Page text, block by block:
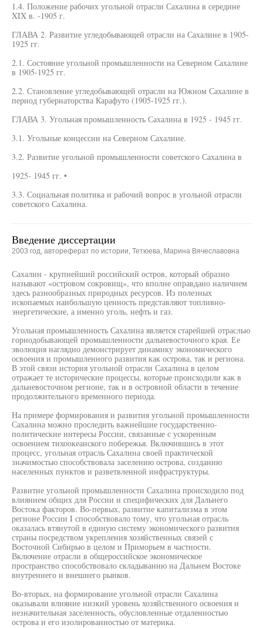
1.4. Положение рабочих угольной отрасли Сахалина в середине
XIX в. -1905 г.
ГЛАВА 2. Развитие угледобывающей отрасли на Сахалине в 1905-
1925 гг.
2.1. Состояние угольной промышленности на Северном Сахалине
в 1905-1925 гг.
2.2. Становление угледобывающей отрасли на Южном Сахалине в
период губернаторства Карафуто (1905-1925 гг.).
ГЛАВА 3. Угольная промышленность Сахалина в 1925 - 1945 гг.
3.1. Угольные концессии на Северном Сахалине.
3.2. Развитие угольной промышленности советского Сахалина в
1925- 1945 гг. •
3.3. Социальная политика и рабочий вопрос в угольной отрасли
советского Сахалина.
Введение диссертации
2003 год, автореферат по истории, Тетюева, Марина Вячеславовна
Сахалин - крупнейший российский остров, который образно
называют «островом сокровищ», что вполне оправдано наличием
здесь разнообразных природных ресурсов. Из полезных
ископаемых наибольшую ценность представляют топливно-
энергетические, а именно уголь, нефть и газ.
Угольная промышленность Сахалина является старейшей отраслью
горнодобывающей промышленности дальневосточного края. Ее
эволюция наглядно демонстрирует динамику экономического
освоения и промышленного развития как острова, так и региона.
В этой связи история угольной отрасли Сахалина в целом
отражает те исторические процессы, которые происходили как в
дальневосточном регионе, так и в островной области в течение
продолжительного временного периода.
На примере формирования и развития угольной промышленности
Сахалина можно проследить важнейшие государственно-
политические интересы России, связанные с ускоренным
освоением тихоокеанского побережья. Включившись в этот
процесс, угольная отрасль Сахалина своей практической
значимостью способствовала заселению острова, созданию
населенных пунктов и разветвленной инфраструктуры.
Развитие угольной промышленности Сахалина происходило под
влиянием общих для России и специфических для Дальнего
Востока факторов. Во-первых, развитие капитализма в этом
регионе России I способствовало тому, что угольная отрасль
оказалась втянутой в единую систему экономического развития
страны посредством укрепления хозяйственных связей с
Восточной Сибирью в целом и Приморьем в частности.
Включение отрасли в общероссийское экономическое
пространство способствовало складыванию на Дальнем Востоке
внутреннего и внешнего рынков.
Во-вторых, на формирование угольной отрасли Сахалина
оказывали влияние низкий уровень хозяйственного освоения и
незначительная заселенность, обусловленные отдаленностью
острова и его изолированностью от материка.